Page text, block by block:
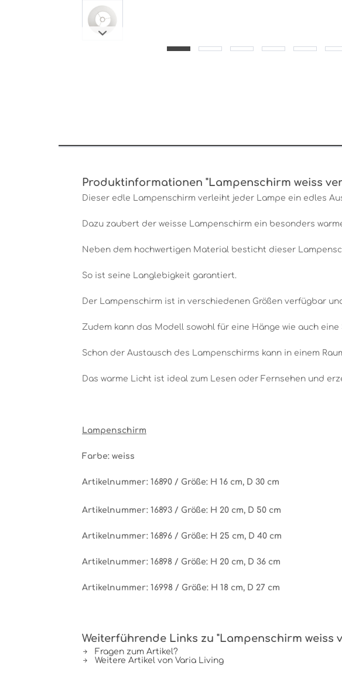
Produktinformationen "Lampenschirm weiss
Dieser edle Lampenschirm verleiht jeder Lampe ein edles
Dazu zaubert der weisse Lampenschirm ein besonders
Neben dem hochwertigen Material besticht dieser
So ist seine Langlebigkeit garantiert.
Der Lampenschirm ist in verschiedenen Größen verfügbar
Zudem kann das Modell sowohl für eine Hänge wie auch
Schon der Austausch des Lampenschirms kann in einem
Das warme Licht ist ideal zum Lesen oder Fernsehen und
Lampenschirm
Farbe: weiss
Artikelnummer: 16890 / Größe: H 16 cm, D 30 cm
Artikelnummer: 16893 / Größe: H 20 cm, D 50 cm
Artikelnummer: 16896 / Größe: H 25 cm, D 40 cm
Artikelnummer: 16898 / Größe: H 20 cm, D 36 cm
Artikelnummer: 16998 / Größe: H 18 cm, D 27 cm
Weiterführende Links zu "Lampenschirm weiss
Fragen zum Artikel?
Weitere Artikel von Varia Living